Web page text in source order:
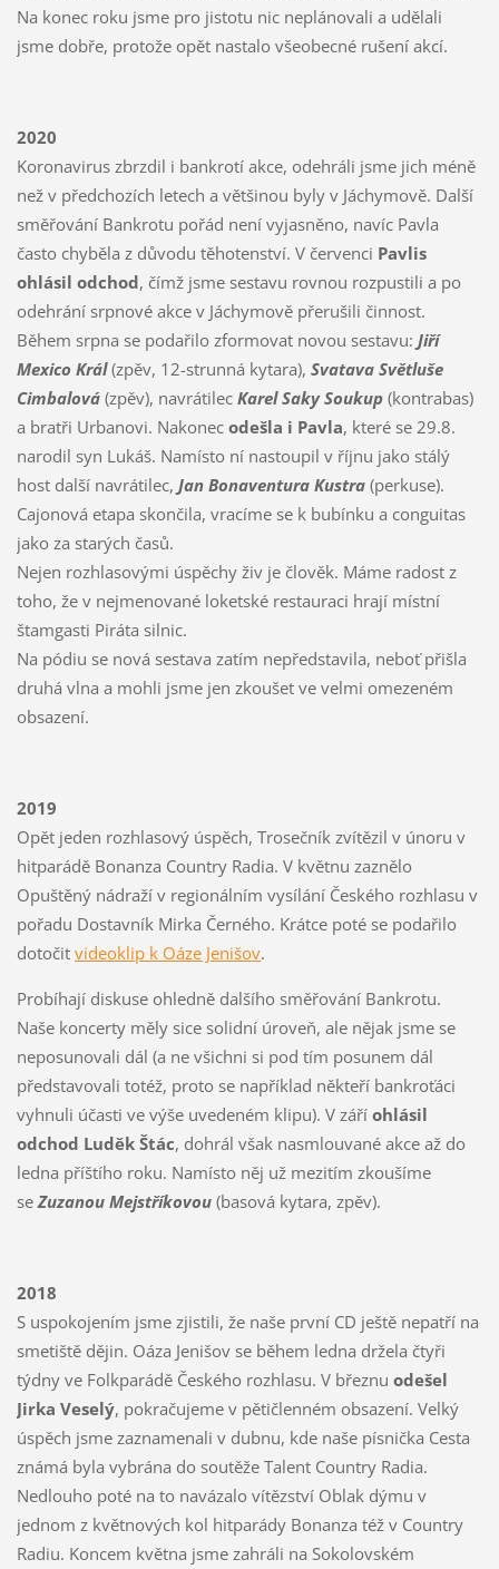
Na konec roku jsme pro jistotu nic neplánovali a udělali
jsme dobře, protože opět nastalo všeobecné rušení akcí.
2020
Koronavirus zbrzdil i bankrotí akce, odehráli jsme jich méně
než v předchozích letech a většinou byly v Jáchymově. Další
směřování Bankrotu pořád není vyjasněno, navíc Pavla
často chyběla z důvodu těhotenství. V červenci Pavlis
ohlásil odchod, čímž jsme sestavu rovnou rozpustili a po
odehrání srpnové akce v Jáchymově přerušili činnost.
Během srpna se podařilo zformovat novou sestavu: Jiří
Mexico Král(zpěv, 12-strunná kytara), Svatava Světluše
Cimbalová(zpěv), navrátilec Karel Saky Soukup(kontrabas)
a bratři Urbanovi. Nakonec odešla i Pavla, které se 29.8.
narodil syn Lukáš. Namísto ní nastoupil v říjnu jako stálý
host další navrátilec, Jan Bonaventura Kustra(perkuse).
Cajonová etapa skončila, vracíme se k bubínku a conguitas
jako za starých časů.
Nejen rozhlasovými úspěchy živ je člověk. Máme radost z
toho, že v nejmenované loketské restauraci hrají místní
štamgasti Piráta silnic.
Na pódiu se nová sestava zatím nepředstavila, neboť přišla
druhá vlna a mohli jsme jen zkoušet ve velmi omezeném
obsazení.
2019
Opět jeden rozhlasový úspěch, Trosečník zvítězil v únoru v
hitparádě Bonanza Country Radia. V květnu zaznělo
Opuštěný nádraží v regionálním vysílání Českého rozhlasu v
pořadu Dostavník Mirka Černého. Krátce poté se podařilo
dotočit videoklip k Oáze Jenišov.
Probíhají diskuse ohledně dalšího směřování Bankrotu.
Naše koncerty měly sice solidní úroveň, ale nějak jsme se
neposunovali dál (a ne všichni si pod tím posunem dál
představovali totéž, proto se například někteří bankroťáci
vyhnuli účasti ve výše uvedeném klipu). V září ohlásil
odchod Luděk Štác, dohrál však nasmlouvané akce až do
ledna příštího roku. Namísto něj už mezitím zkoušíme
se Zuzanou Mejstříkovou(basová kytara, zpěv).
2018
S uspokojením jsme zjistili, že naše první CD ještě nepatří na
smetiště dějin. Oáza Jenišov se během ledna držela čtyři
týdny ve Folkparádě Českého rozhlasu. V březnu odešel
Jirka Veselý, pokračujeme v pětičlenném obsazení. Velký
úspěch jsme zaznamenali v dubnu, kde naše písnička Cesta
známá byla vybrána do soutěže Talent Country Radia.
Nedlouho poté na to navázalo vítězství Oblak dýmu v
jednom z květnových kol hitparády Bonanza též v Country
Radiu. Koncem května jsme zahráli na Sokolovském